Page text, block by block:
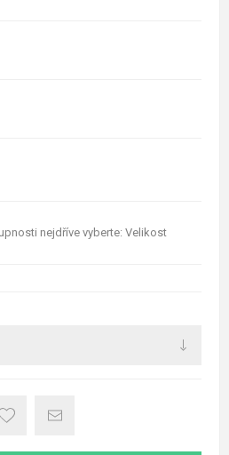
nejdříve vyberte: Velikost